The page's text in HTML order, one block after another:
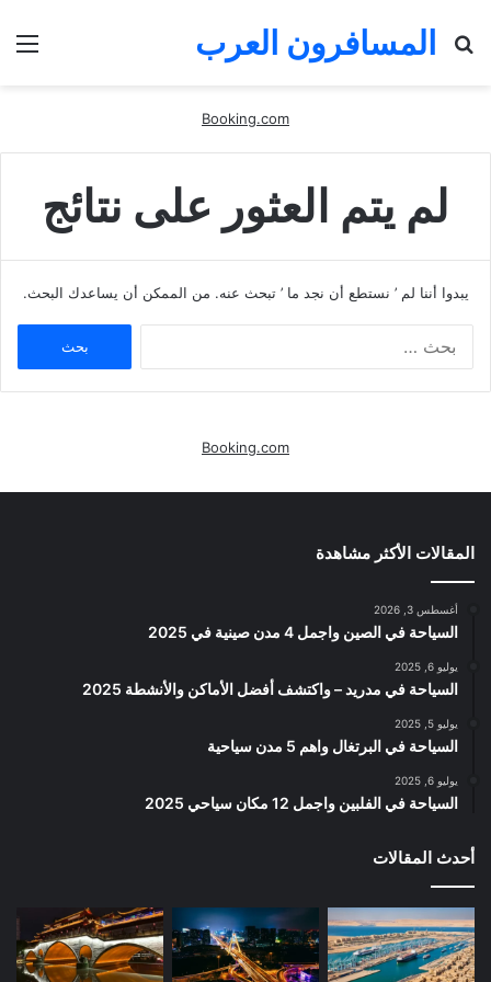
المسافرون العرب
Booking.com
لم يتم العثور على نتائج
يبدوا أننا لم ’ نستطع أن نجد ما ’ تبحث عنه. من الممكن أن يساعدك البحث.
Booking.com
المقالات الأكثر مشاهدة
أغسطس 3, 2026
السياحة في الصين واجمل 4 مدن صينية في 2025
يوليو 6, 2025
السياحة في مدريد – واكتشف أفضل الأماكن والأنشطة 2025
يوليو 5, 2025
السياحة في البرتغال واهم 5 مدن سياحية
يوليو 6, 2025
السياحة في الفلبين واجمل 12 مكان سياحي 2025
أحدث المقالات